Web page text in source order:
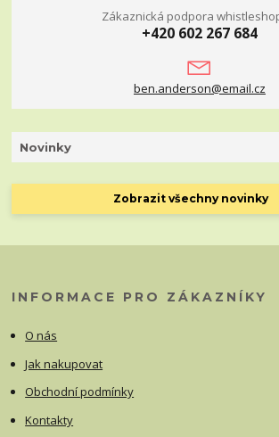
Zákaznická podpora
+420 602 267 684
ben.anderson@email.cz
Novinky
Zobrazit všechny novinky
INFORMACE PRO ZÁKAZNÍKY
O nás
Jak nakupovat
Obchodní podmínky
Kontakty